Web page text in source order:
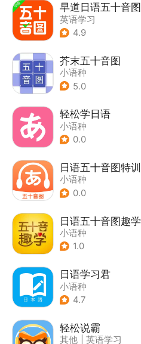
早道日语五十音图
英语学习
4.9
芥末五十音图
小语种
5.0
轻松学日语
小语种
0.0
日语五十音图特训
小语种
0.0
日语五十音图趣学
小语种
1.0
日语学习君
小语种
4.7
轻松说霸
其他
英语学习